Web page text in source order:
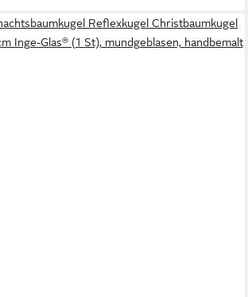
Reflexkugel Christbaumkugel
Inge-Glas® (1 St), mundgeblasen, handbemalt